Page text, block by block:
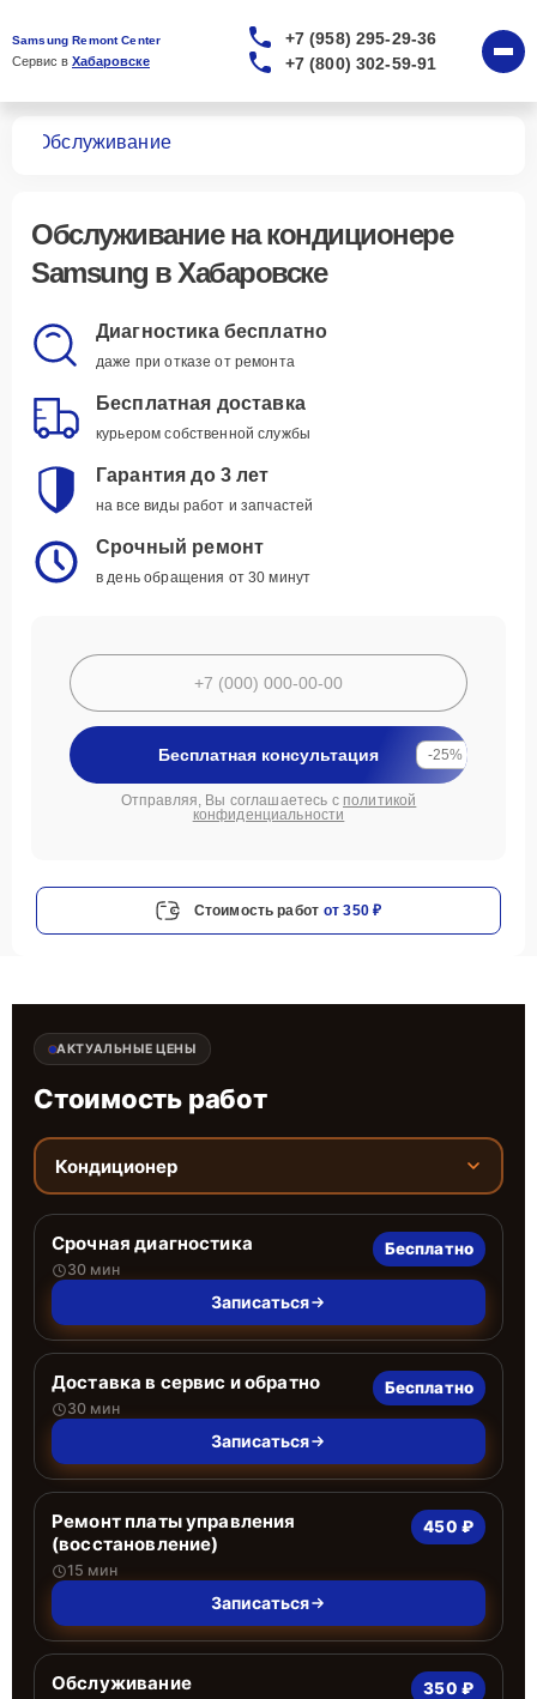
Samsung Remont Center
Сервис в Хабаровске
+7 (958) 295-29-36
+7 (800) 302-59-91
Обслуживание
Обслуживаниена кондиционере
Samsung в Хабаровске
Диагностика бесплатно
даже при отказе от ремонта
Бесплатная доставка
курьером собственной службы
Гарантия до 3 лет
на все виды работ и запчастей
Срочный ремонт
в день обращения от 30 минут
Бесплатная консультация -25%
Отправляя, Вы соглашаетесь с политикой
конфиденциальности
Стоимость работ от 350 ₽
АКТУАЛЬНЫЕ ЦЕНЫ
Стоимость работ
Кондиционер
Срочная диагностика
30 мин
Бесплатно
Записаться
Доставка в сервис и обратно
30 мин
Бесплатно
Записаться
Ремонт платы управления
(восстановление)
15 мин
450 ₽
Записаться
Обслуживание 350 ₽